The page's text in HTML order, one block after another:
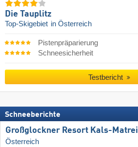
Die Tauplitz
Top-Skigebiet in Österreich
Pistenpräparierung
Schneesicherheit
Testbericht
Schneeberichte
Großglockner Resort Kals-Matrei
Österreich